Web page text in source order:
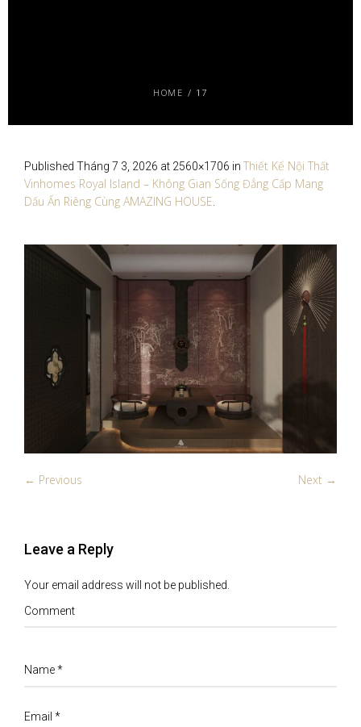
HOME / 17
Published Tháng 7 3, 2026 at 2560×1706 in Thiết Kế Nội Thất
Vinhomes Royal Island – Không Gian Sống Đẳng Cấp Mang
Dấu Ấn Riêng Cùng AMAZING HOUSE.
← Previous Next →
Leave a Reply
Your email address will not be published.
Comment
Name*
Email *